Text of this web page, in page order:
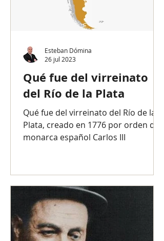
Qué fue del virreinato
del Río de la Plata
Qué fue del virreinato del Río de la
Plata, creado en 1776 por orden del
monarca español Carlos III
Esteban Dómina
26 jul 2023